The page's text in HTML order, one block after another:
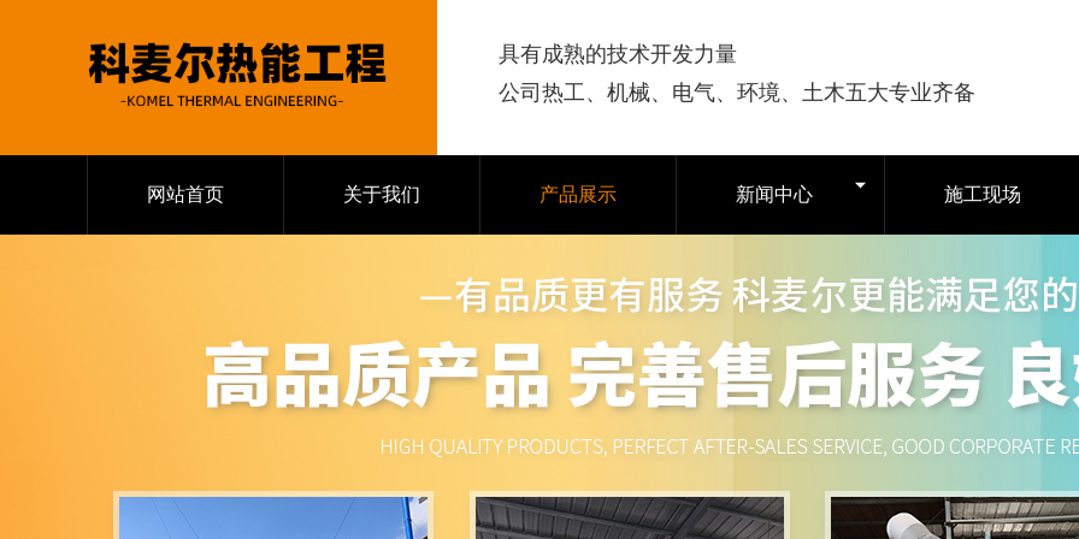
具有成熟的技术开发力量
公司热工、机械、电气、环境、土木五大专业齐备
网站首页 关于我们 产品展示 新闻中心 施工现场